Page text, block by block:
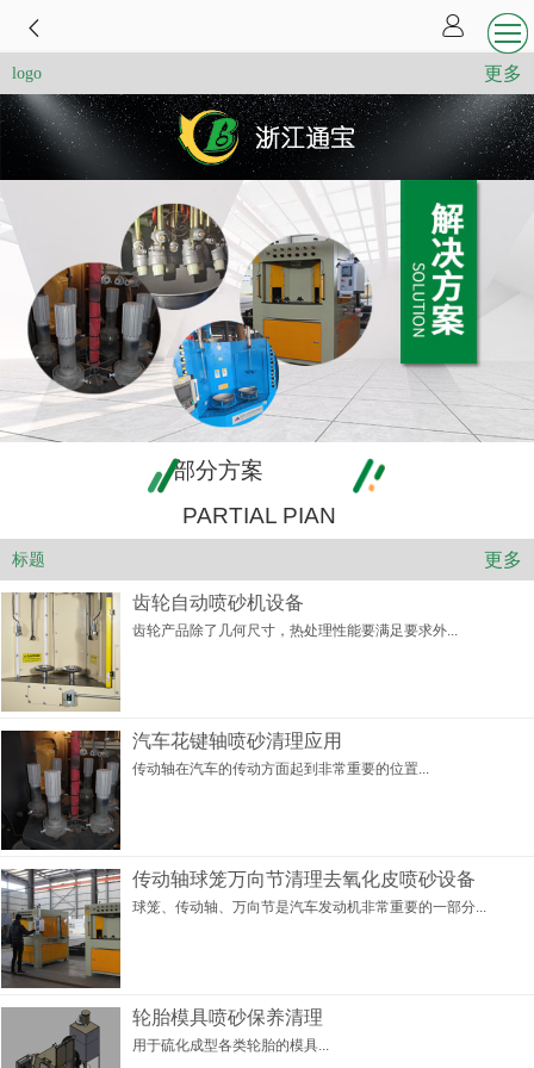
logo 更多
部分方案
PARTIAL PIAN
标题 更多
齿轮自动喷砂机设备
齿轮产品除了几何尺寸，热处理性能要满足要求外...
汽车花键轴喷砂清理应用
传动轴在汽车的传动方面起到非常重要的位置...
传动轴球笼万向节清理去氧化皮喷砂设备
球笼、传动轴、万向节是汽车发动机非常重要的一部分...
轮胎模具喷砂保养清理
用于硫化成型各类轮胎的模具...